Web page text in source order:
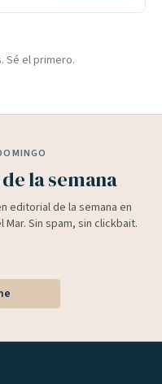
Sé el primero.
la semana
editorial de la semana en
Sin spam, sin clickbait.